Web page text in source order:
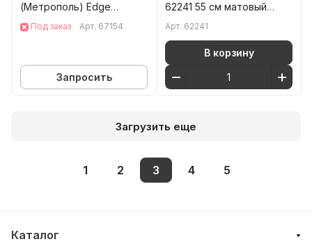
(Метрополь) Edge
(Метрополь Эдж) 67154
Под заказ Арт. 67154
Запросить
62241 55 см матовый
серый МДФ
Арт. 62241
В корзину
Загрузить еще
1 2 3 4 5
Каталог